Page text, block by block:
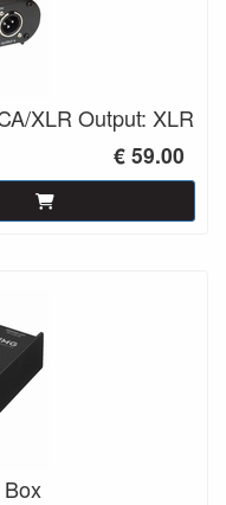
XLR Output: XLR
€ 59.00